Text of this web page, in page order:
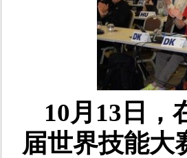
10月13日，
届世界技能大